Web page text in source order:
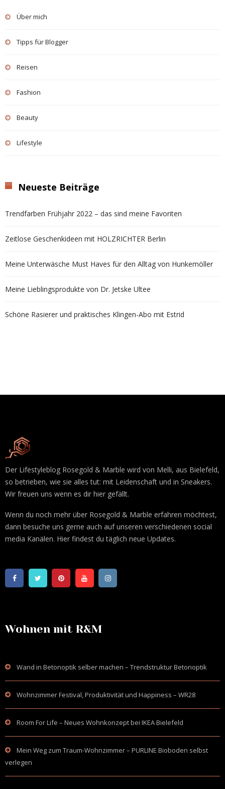
Über mich
Tipps für Blogger
Reisen
Fashion
Beauty
Lifestyle
Neueste Beiträge
Trendfarben Frühjahr 2022 – das sind meine Favoriten
Zeitlose Geschenkideen mit HOLZRICHTER Berlin
Meine Unterwäsche Must Haves für den Alltag von Hunkemöller
Meine Lieblingsprodukte von Dr. Jetske Ultee
Schöne Rasierer und praktisches Klingen-Abo mit Estrid
Der Lifestyleblog Rosegold & Marble wird von Melli, aus Bielefeld,
so betrieben, wie sie alles tut: mit Leidenschaft und in Sneakers.
Wir freuen uns wenn es dir hier gefällt.
Wenn du noch mehr über Rosegold & Marble erfahren möchtest,
dann besuche uns gerne auch auf unseren verschiedenen social
media Kanälen. Hier findest du täglich neue Updates.
Wohnen mit R&M
Wand in Betonoptik selber machen – Trendstruktur Betonoptik
Wohnzimmer Festival, Produktivität und Happiness – WR28
Room For Life – Neues Wohnkonzept bei IKEA Bielefeld
Mein Weg zum Traum-Wohnzimmer – PURLINE Bioboden selbst
verlegen